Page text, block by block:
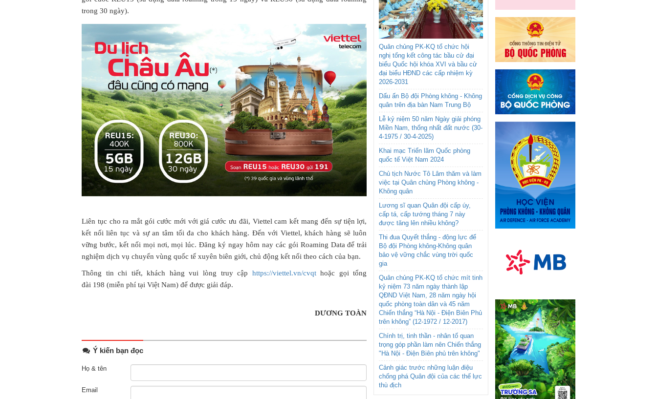
trong 30 ngày).
Liên tục cho ra mắt gói cước mới với giá cước ưu đãi, Viettel cam kết mang đến sự tiện lợi,
kết nối liên tục và sự an tâm tối đa cho khách hàng. Đến với Viettel, khách hàng sẽ luôn
vững bước, kết nối mọi nơi, mọi lúc. Đăng ký ngay hôm nay các gói Roaming Data để trải
nghiệm dịch vụ chuyển vùng quốc tế xuyên biên giới, chủ động kết nối theo cách của bạn.
Thông tin chi tiết, khách hàng vui lòng truy cập https://viettel.vn/cvqthoặc gọi tổng
đài 198 (miễn phí tại Việt Nam) để được giải đáp.
DƯƠNG TOÀN
Ý kiến bạn đọc
Họ & tên
Email
Quân chủng PK-KQ tổ chức hội
nghị tổng kết công tác bầu cử đại
biểu Quốc hội khóa XVI và bầu cử
đại biểu HĐND các cấp nhiệm kỳ
2026-2031
Dấu ấn Bộ đội Phòng không - Không
quân trên địa bàn Nam Trung Bộ
Lễ kỷ niệm 50 năm Ngày giải phóng
Miền Nam, thống nhất đất nước (30-
4-1975 / 30-4-2025)
Khai mạc Triển lãm Quốc phòng
quốc tế Việt Nam 2024
Chủ tịch Nước Tô Lâm thăm và làm
việc tại Quân chủng Phòng không -
Không quân
Lương sĩ quan Quân đội cấp úy,
cấp tá, cấp tướng tháng 7 này
được tăng lên nhiều không?
Thi đua Quyết thắng - động lực để
Bộ đội Phòng không-Không quân
bảo vệ vững chắc vùng trời quốc
gia
Quân chủng PK-KQ tổ chức mít tinh
kỷ niệm 73 năm ngày thành lập
QĐND Việt Nam, 28 năm ngày hội
quốc phòng toàn dân và 45 năm
Chiến thắng “Hà Nội - Điện Biên Phủ
trên không” (12-1972 / 12-2017)
Chính trị, tinh thần - nhân tố quan
trọng góp phần làm nên Chiến thắng
"Hà Nội - Điện Biên phủ trên không"
Cảnh giác trước những luận điệu
chống phá Quân đội của các thế lực
thù địch